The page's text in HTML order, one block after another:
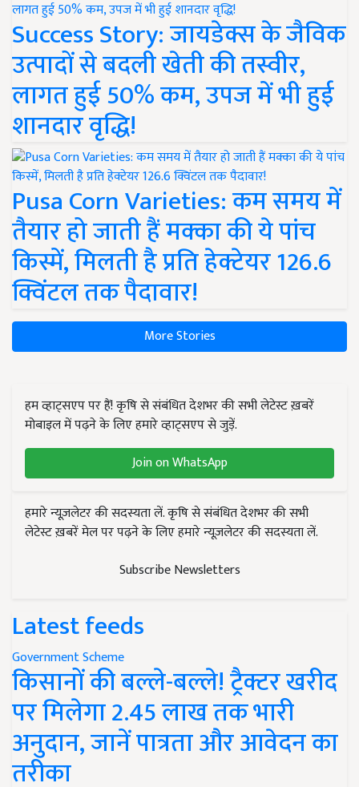
Success Story: जायडेक्स के जैविक
उत्पादों से बदली खेती की तस्वीर,
लागत हुई 50% कम, उपज में भी हुई
शानदार वृद्धि!
Pusa Corn Varieties: कम समय में
तैयार हो जाती हैं मक्का की ये पांच
किस्में, मिलती है प्रति हेक्टेयर 126.6
क्विंटल तक पैदावार!
More Stories
हम व्हाट्सएप पर हैं! कृषि से संबंधित देशभर की सभी लेटेस्ट ख़बरें
मोबाइल में पढ़ने के लिए हमारे व्हाट्सएप से जुड़ें.
Join on WhatsApp
हमारे न्यूज़लेटर की सदस्यता लें. कृषि से संबंधित देशभर की सभी
लेटेस्ट ख़बरें मेल पर पढ़ने के लिए हमारे न्यूज़लेटर की सदस्यता लें.
Subscribe Newsletters
Latest feeds
Government Scheme
किसानों की बल्ले-बल्ले! ट्रैक्टर खरीद
पर मिलेगा 2.45 लाख तक भारी
अनुदान, जानें पात्रता और आवेदन का
तरीका